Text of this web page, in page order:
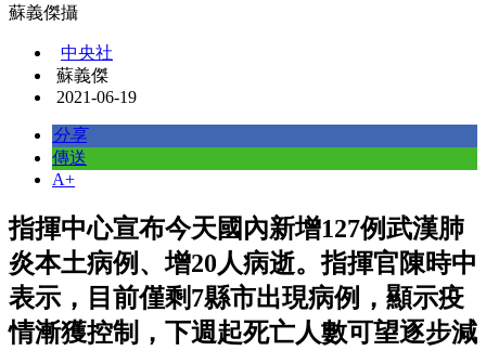
蘇義傑攝
中央社
蘇義傑
2021-06-19
分享
傳送
A+
指揮中心宣布今天國內新增127例武漢肺
炎本土病例、增20人病逝。指揮官陳時中
表示，目前僅剩7縣市出現病例，顯示疫
情漸獲控制，下週起死亡人數可望逐步減